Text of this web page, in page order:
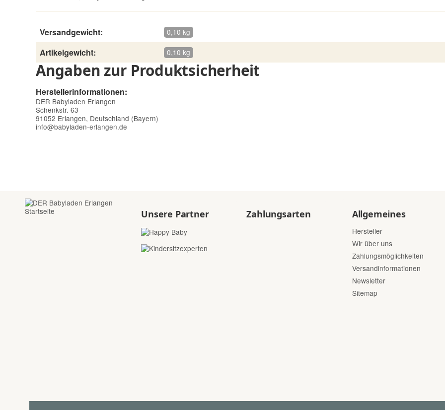
Versandgewicht: 0,10 kg
Artikelgewicht: 0,10 kg
Angaben zur Produktsicherheit
Herstellerinformationen:
DER Babyladen Erlangen
Schenkstr. 63
91052 Erlangen, Deutschland (Bayern)
info@babyladen-erlangen.de
Unsere Partner Zahlungsarten Allgemeines
Hersteller
Wir über uns
Zahlungsmöglichkeiten
Versandinformationen
Newsletter
Sitemap